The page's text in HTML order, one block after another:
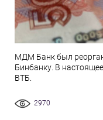
МДМ Банк был
Бинбанку. В
ВТБ.
2970